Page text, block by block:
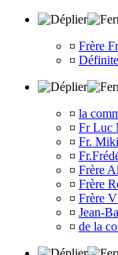
¤ Frère
¤
¤ la
¤ Fr Luc
¤ Fr.
¤
¤ Frère
¤ Frère
¤ Frère
¤ Jean-
¤ de la